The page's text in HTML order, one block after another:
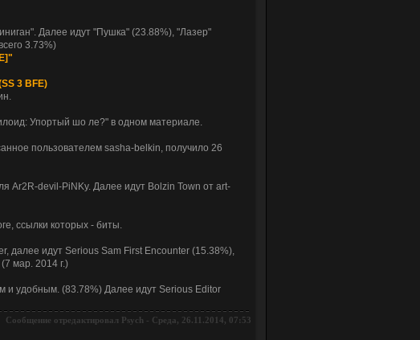
Далее идут "Пушка" (23.88%), "Лазер"
3.73%)
3 BFE)
Упортый шо ле?" в одном материале.
пользователем sasha-belkin, получило 26
Ar2R-devil-PiNKy. Далее идут Bolzin Town от art-
ссылки которых - биты.
далее идут Serious Sam First Encounter (15.38%),
мар. 2014 г.)
и удобным. (83.78%) Далее идут Serious Editor
Сообщение отредактировал Psych - Среда, 26.11.2014, 07:53